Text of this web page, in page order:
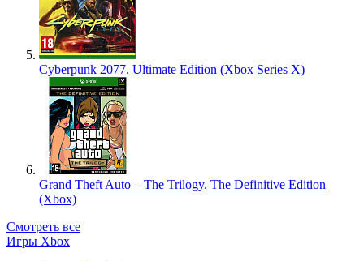
Cyberpunk 2077. Ultimate Edition (Xbox Series X)
Grand Theft Auto – The Trilogy. The Definitive Edition
(Xbox)
Смотреть все
Игры Xbox